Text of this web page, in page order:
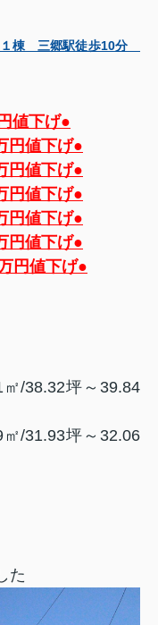
棟 三郷駅徒歩10分
値下げ●
円値下げ●
円値下げ●
円値下げ●
円値下げ●
円値下げ●
円値下げ●
/38.32坪～39.84
/31.93坪～32.06
た